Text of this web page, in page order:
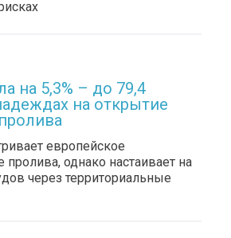
на 5,3% – до 79,4
на открытие
европейское
однако настаивает на
через территориальные